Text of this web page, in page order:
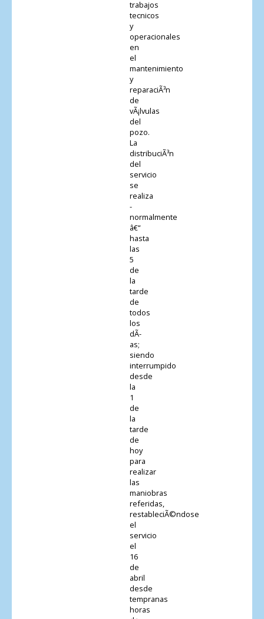
trabajos
tecnicos
y
operacionales
en
el
mantenimiento
y
reparaciÃ³n
de
vÃ¡lvulas
del
pozo.
La
distribuciÃ³n
del
servicio
se
realiza
-
normalmente
â€“
hasta
las
5
de
la
tarde
de
todos
los
dÃ­
as;
siendo
interrumpido
desde
la
1
de
la
tarde
de
hoy
para
realizar
las
maniobras
referidas,
restableciÃ©ndose
el
servicio
el
16
de
abril
desde
tempranas
horas